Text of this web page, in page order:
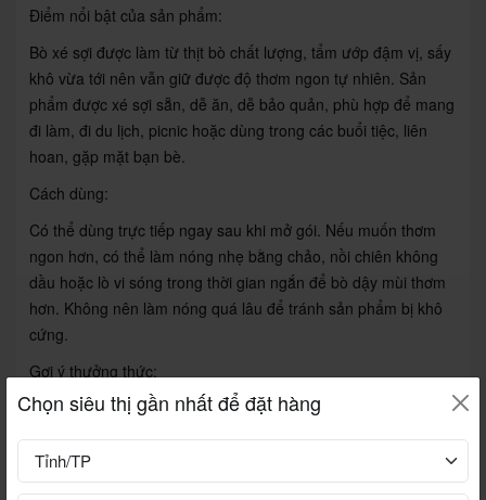
Điểm nổi bật của sản phẩm:
Bò xé sợi được làm từ thịt bò chất lượng, tẩm ướp đậm vị, sấy
khô vừa tới nên vẫn giữ được độ thơm ngon tự nhiên. Sản
phẩm được xé sợi sẵn, dễ ăn, dễ bảo quản, phù hợp để mang
đi làm, đi du lịch, picnic hoặc dùng trong các buổi tiệc, liên
hoan, gặp mặt bạn bè.
Cách dùng:
Có thể dùng trực tiếp ngay sau khi mở gói. Nếu muốn thơm
ngon hơn, có thể làm nóng nhẹ bằng chảo, nồi chiên không
dầu hoặc lò vi sóng trong thời gian ngắn để bò dậy mùi thơm
hơn. Không nên làm nóng quá lâu để tránh sản phẩm bị khô
cứng.
Gợi ý thưởng thức:
Bò xé sợi rất ngon khi ăn kèm cơm nóng, xôi, bánh mì, cháo
trắng hoặc dùng làm món nhậu cùng bia, rượu vang, rượu
Tây Bắc. Ngoài ra, có thể dùng bò xé sợi để trộn gỏi, ăn kèm
Chọn siêu thị gần nhất để đặt hàng